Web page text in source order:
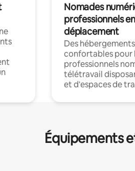
Nomades
professionnels en
déplacement
Des hébergements
confortables pour
professionnels
télétravail
et d'espaces de
Équipements